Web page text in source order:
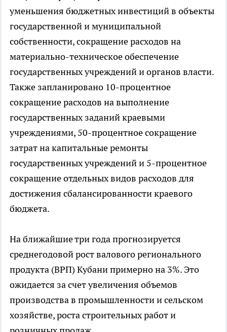
уменьшения бюджетных инвестиций в объекты
государственной и муниципальной
собственности, сокращение расходов на
материально-техническое обеспечение
государственных учреждений и органов власти.
Также запланировано 10-процентное
сокращение расходов на выполнение
государственных заданий краевыми
учреждениями, 50-процентное сокращение
затрат на капитальные ремонты
государственных учреждений и 5-процентное
сокращение отдельных видов расходов для
достижения сбалансированности краевого
бюджета.
На ближайшие три года прогнозируется
среднегодовой рост валового регионального
продукта (ВРП) Кубани примерно на 3%. Это
ожидается за счет увеличения объемов
производства в промышленности и сельском
хозяйстве, роста строительных работ и